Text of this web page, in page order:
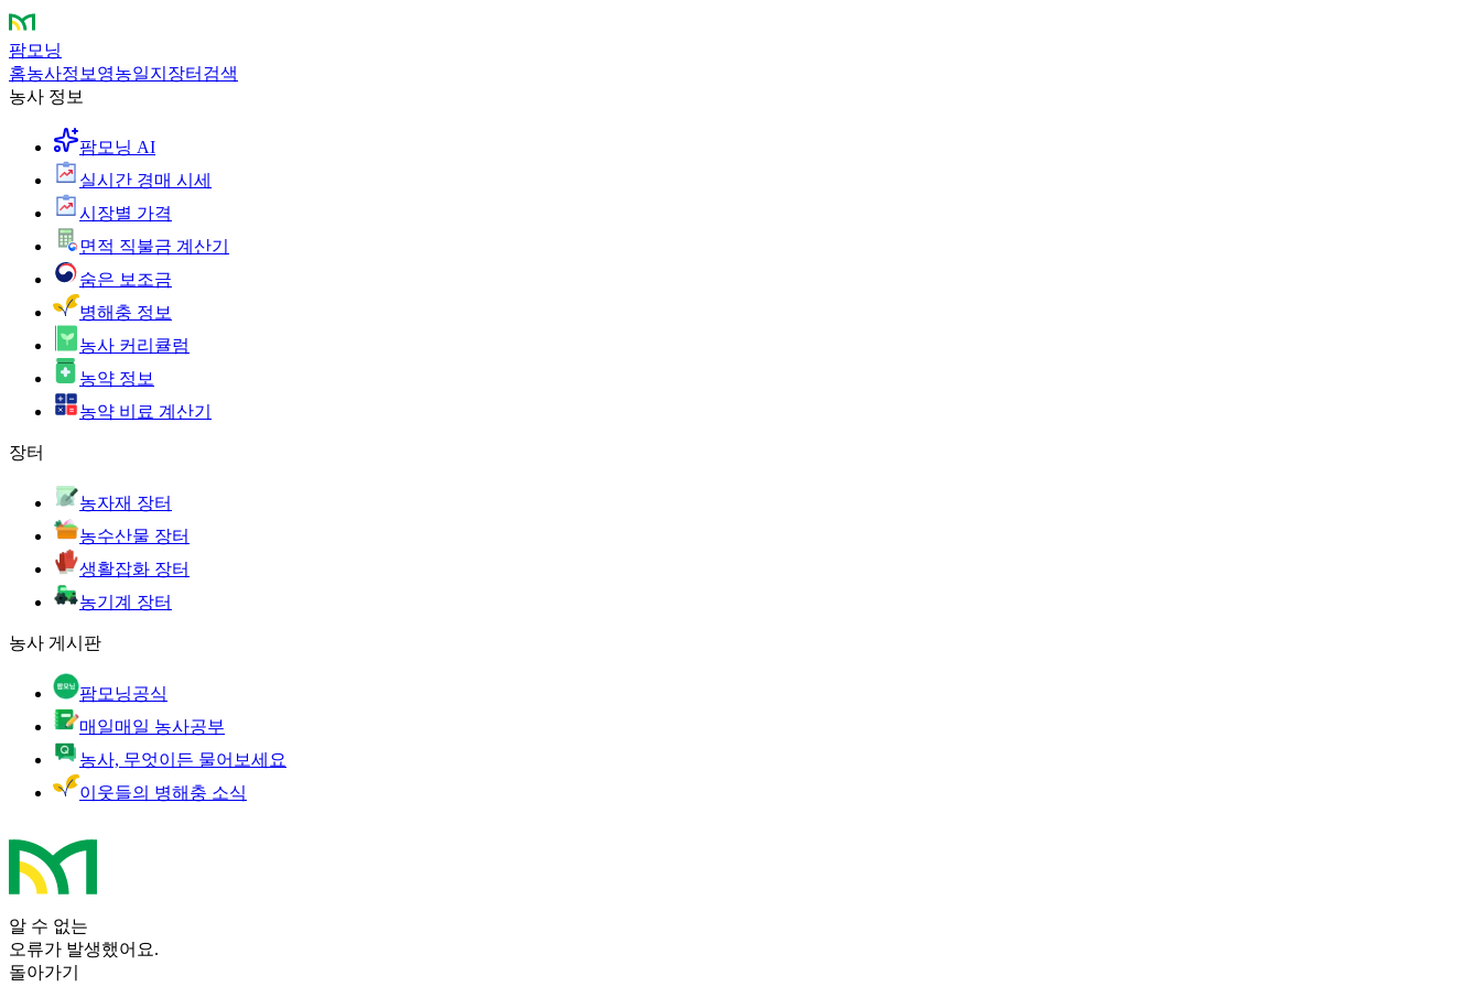
팜모닝
홈농사정보 영농일지 장터 검색
농사 정보
팜모닝 AI
실시간 경매 시세
시장별 가격
면적 직불금 계산기
숨은 보조금
병해충 정보
농사 커리큘럼
농약 정보
농약 비료 계산기
장터
농자재 장터
농수산물 장터
생활잡화 장터
농기계 장터
농사 게시판
팜모닝공식
매일매일 농사공부
농사, 무엇이든 물어보세요
이웃들의 병해충 소식
알 수 없는
오류가 발생했어요.
돌아가기